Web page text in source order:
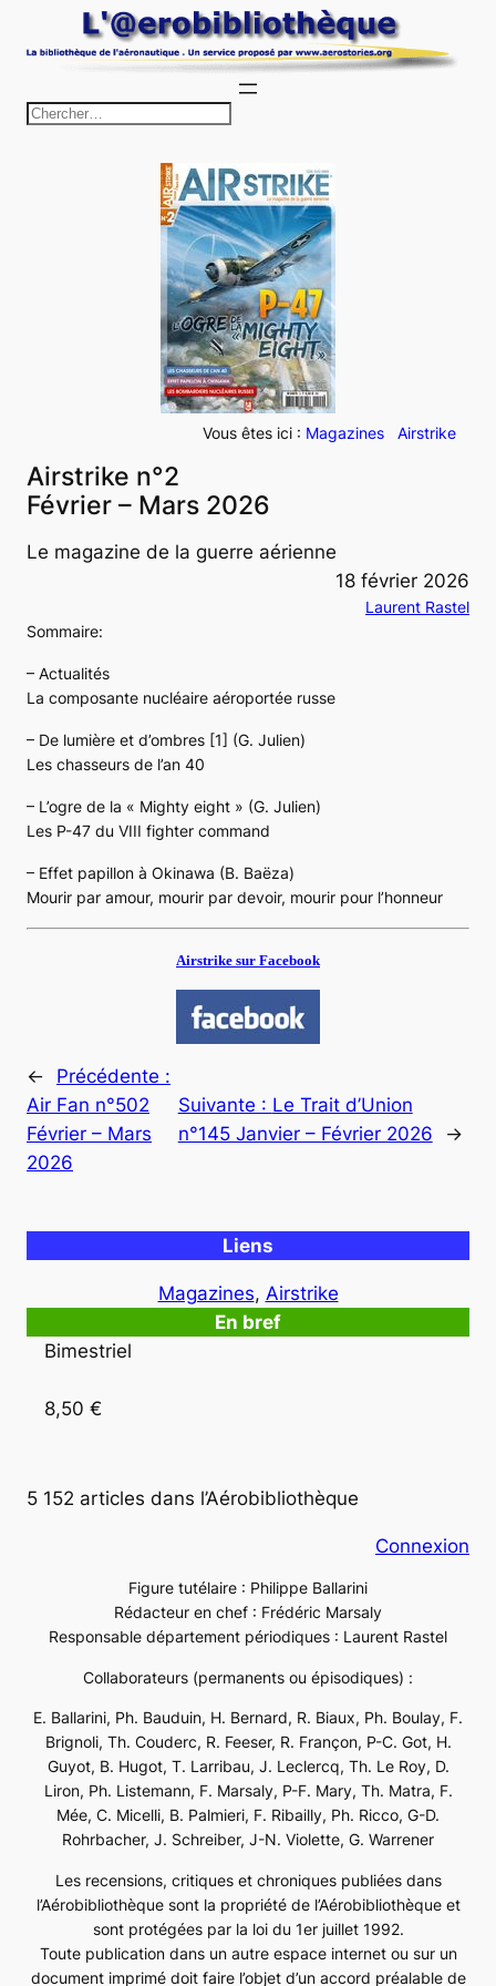
au
c
h
e
r
c
h
e
r
Vous êtes ici : Magazines Airstrike
Airstrike n°2
Février – Mars 2026
Le magazine de la guerre aérienne
18 février 2026
Laurent Rastel
Sommaire:
– Actualités
La composante nucléaire aéroportée russe
– De lumière et d’ombres [1] (G. Julien)
Les chasseurs de l’an 40
– L’ogre de la « Mighty eight » (G. Julien)
Les P-47 du VIII fighter command
– Effet papillon à Okinawa (B. Baëza)
Mourir par amour, mourir par devoir, mourir pour l’honneur
Airstrike sur Facebook
←
Précédente :
Air Fan n°502
Février – Mars
2026
Suivante : Le Trait d’Union
n°145 Janvier – Février 2026
→
Liens
Magazines, Airstrike
En bref
Bimestriel
8,50 €
5 152 articles dans l’Aérobibliothèque
Connexion
Figure tutélaire : Philippe Ballarini
Rédacteur en chef : Frédéric Marsaly
Responsable département périodiques : Laurent Rastel
Collaborateurs (permanents ou épisodiques) :
E. Ballarini, Ph. Bauduin, H. Bernard, R. Biaux, Ph. Boulay, F.
Brignoli, Th. Couderc, R. Feeser, R. Françon, P-C. Got, H.
Guyot, B. Hugot, T. Larribau, J. Leclercq, Th. Le Roy, D.
Liron, Ph. Listemann, F. Marsaly, P-F. Mary, Th. Matra, F.
Mée, C. Micelli, B. Palmieri, F. Ribailly, Ph. Ricco, G-D.
Rohrbacher, J. Schreiber, J-N. Violette, G. Warrener
Les recensions, critiques et chroniques publiées dans
l’Aérobibliothèque sont la propriété de l’Aérobibliothèque et
sont protégées par la loi du 1er juillet 1992.
Toute publication dans un autre espace internet ou sur un
document imprimé doit faire l’objet d’un accord préalable de